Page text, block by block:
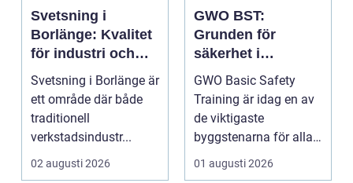
Svetsning i
Borlänge: Kvalitet
för industri och
konstruktion
Svetsning i Borlänge är
ett område där både
traditionell
verkstadsindustr...
02 augusti 2026
GWO BST:
Grunden för
säkerhet i
vindkraftsbransch
en
GWO Basic Safety
Training är idag en av
de viktigaste
byggstenarna för alla
som vill arbet...
01 augusti 2026